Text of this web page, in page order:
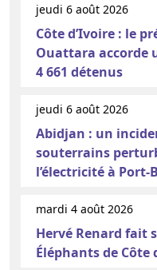
jeudi 6 août 2026
Côte d’Ivoire : le
Ouattara accorde
4 661 détenus
jeudi 6 août 2026
Abidjan : un
souterrains
l’électricité à Port-
mardi 4 août 2026
Hervé Renard fait
Éléphants de Côte